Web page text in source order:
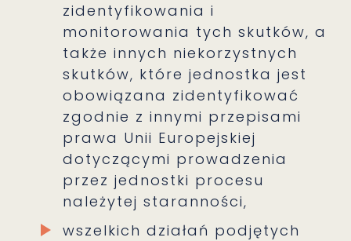
zidentyfikowania i
monitorowania tych skutków, a
także innych niekorzystnych
skutków, które jednostka jest
obowiązana zidentyfikować
zgodnie z innymi przepisami
prawa Unii Europejskiej
dotyczącymi prowadzenia
przez jednostki procesu
należytej staranności,
wszelkich działań podjętych